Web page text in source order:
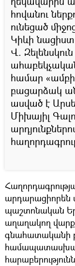
հովանու
ունեցած
Կիևի
Վ.
համար
բացարձակ
ասված է
Միխայիլ
արդարացիորեն
պաշտոնական
աղաղակող
գնահատականի